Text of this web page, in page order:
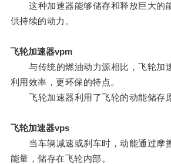
这种加速器能够储存和释放巨大的
供持续的动力。
飞轮加速器vpm
与传统的燃油动力源相比，飞轮加
利用效率，更环保的特点。
飞轮加速器利用了飞轮的动能储存原
飞轮加速器vps
当车辆减速或刹车时，动能通过摩
能量，储存在飞轮内部。